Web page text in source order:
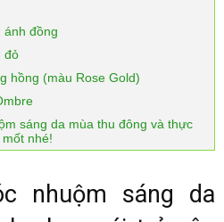
ánh đồng
đỏ
hồng (màu Rose Gold)
sáng da mùa thu đông và thực
nhé!
nhuộm sáng da